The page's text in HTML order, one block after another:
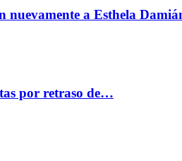
nuevamente a Esthela
por retraso de…